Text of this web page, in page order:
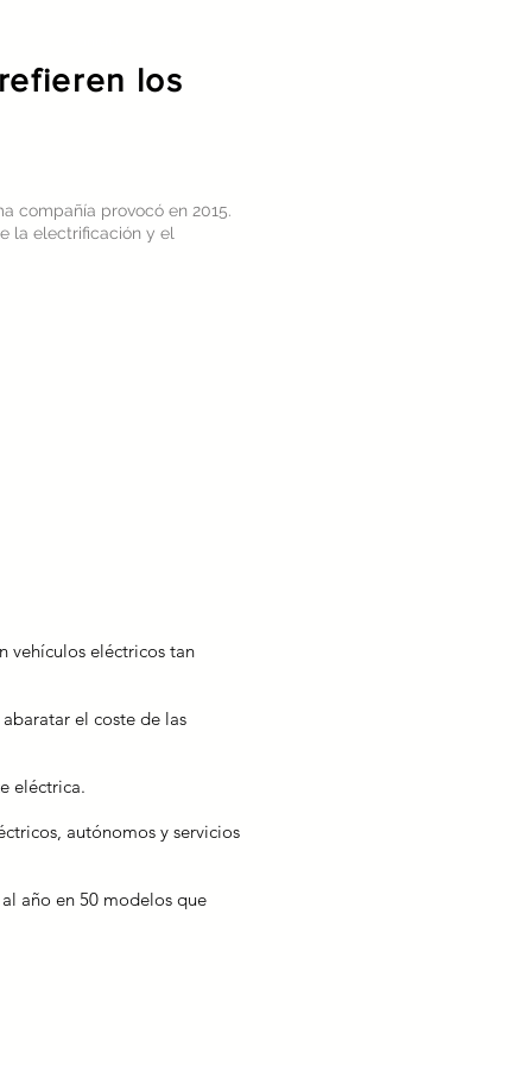
los
compañía provocó en 2015.
la electrificación y el
vehículos eléctricos tan
abaratar el coste de las
eléctrica.
autónomos y servicios
año en 50 modelos que